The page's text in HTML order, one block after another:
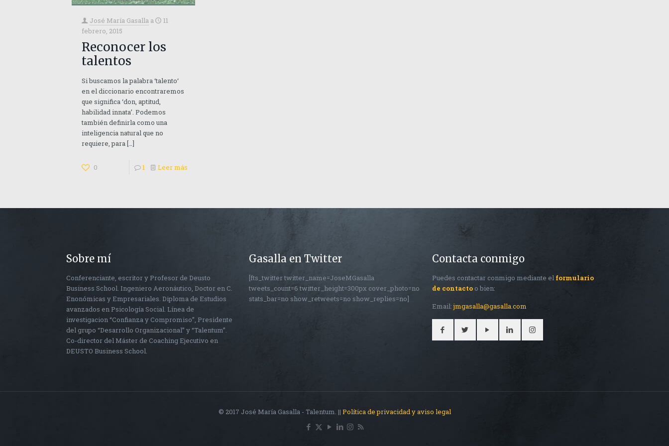
José María Gasalla a
11
febrero, 2015
Reconocer los
talentos
Si buscamos la palabra ‘talento‘
en el diccionario encontraremos
que significa ‘don, aptitud,
habilidad innata’. Podemos
también definirla como una
inteligencia natural que no
requiere, para[…]
0 1 Leer más
Sobre mí
Conferenciante, escritor y Profesor de Deusto
Business School. Ingeniero Aeronáutico, Doctor en C.
Enonómicas y Empresariales. Diploma de Estudios
avanzados en Psicología Social. Línea de
investigacion “Confianza y Compromiso”, Presidente
del grupo “Desarrollo Organizacional” y “Talentum”.
Co-director del Máster de Coaching Ejecutivo en
DEUSTO Business School.
Gasalla en Twitter
[fts_twitter twitter_name=JoseMGasalla
tweets_count=6 twitter_height=300px cover_photo=no
stats_bar=no show_retweets=no show_replies=no]
Contacta conmigo
Puedes contactar conmigo mediante el formulario
de contactoo bien:
Email:jmgasalla@gasalla.com
© 2017 José María Gasalla - Talentum. || Política de privacidad y aviso legal